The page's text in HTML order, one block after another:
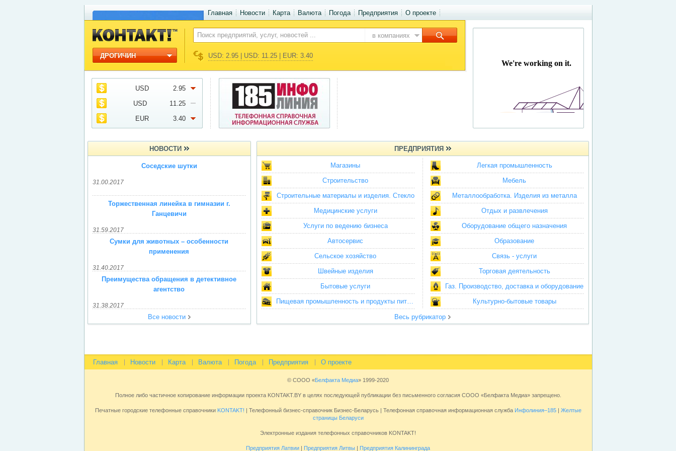
Главная Новости Карта Валюта Погода Предприятия О проекте
ДРОГИЧИН
в компаниях
USD: 2.95 | USD: 11.25 | EUR: 3.40
USD
2.95
USD
11.25
EUR
3.40
НОВОСТИ
Соседские шутки
31.00.2017
Торжественная линейка в гимназии г.
Ганцевичи
31.59.2017
Сумки для животных – особенности
применения
31.40.2017
Преимущества обращения в детективное
агентство
31.38.2017
Все новости
ПРЕДПРИЯТИЯ
Магазины
Строительство
Строительные материалы и изделия. Стекло
Медицинские услуги
Услуги по ведению бизнеса
Автосервис
Сельское хозяйство
Швейные изделия
Бытовые услуги
Пищевая промышленность и продукты питания
Легкая промышленность
Мебель
Металлообработка. Изделия из металла
Отдых и развлечения
Оборудование общего назначения
Образование
Связь - услуги
Торговая деятельность
Газ. Производство, доставка и оборудование
Культурно-бытовые товары
Весь рубрикатор
Главная Новости Карта Валюта Погода Предприятия О проекте
© СООО «Белфакта Медиа» 1999-2020
Полное либо частичное копирование информации проекта KONTAKT.BY в целях последующей публикации без письменного согласия СООО «Белфакта Медиа» запрещено.
Печатные городские телефонные справочникиKONTAKT! | Телефонный бизнес-справочник Бизнес-Беларусь | Телефонная справочная информационная служба Инфолиния–185| Желтые
страницы Беларуси
Электронные издания телефонных справочников KONTAKT!
Предприятия Латвии | Предприятия Литвы | Предприятия Калининграда